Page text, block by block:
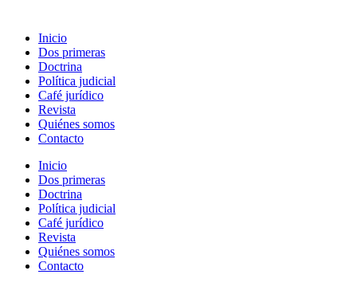
Inicio
Dos primeras
Doctrina
Política judicial
Café jurídico
Revista
Quiénes somos
Contacto
Inicio
Dos primeras
Doctrina
Política judicial
Café jurídico
Revista
Quiénes somos
Contacto